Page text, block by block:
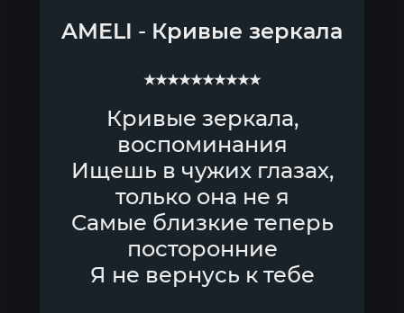
AMELI - Кривые зеркала
★★★★★★★★★★
Кривые зеркала,
воспоминания
Ищешь в чужих глазах,
только она не я
Самые близкие теперь
посторонние
Я не вернусь к тебе